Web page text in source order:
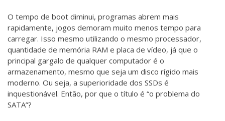
O tempo de boot diminui, programas abrem mais
rapidamente, jogos demoram muito menos tempo para
carregar. Isso mesmo utilizando o mesmo processador,
quantidade de memória RAM e placa de vídeo, já que o
principal gargalo de qualquer computador é o
armazenamento, mesmo que seja um disco rígido mais
moderno. Ou seja, a superioridade dos SSDs é
inquestionável. Então, por que o título é “o problema do
SATA”?